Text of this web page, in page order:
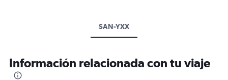
SAN-YXX
Información relacionada con tu viaje